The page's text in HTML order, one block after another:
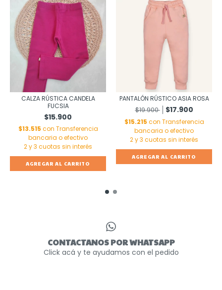
CALZA RÚSTICA CANDELA
FUCSIA
$15.900
$13.515 con Transferencia
bancaria o efectivo
AGREGAR AL CARRITO
PANTALÓN RÚSTICO ASIA ROSA
$19.900
$17.900
$15.215 con Transferencia
bancaria o efectivo
AGREGAR AL CARRITO
CONTACTANOS POR WHATSAPP
Click acá y te ayudamos con el pedido